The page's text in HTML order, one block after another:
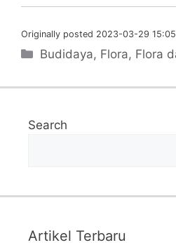
Originally posted 2023-03-29
Categories
Budidaya, Flora, Flora
Search
Artikel Terbaru